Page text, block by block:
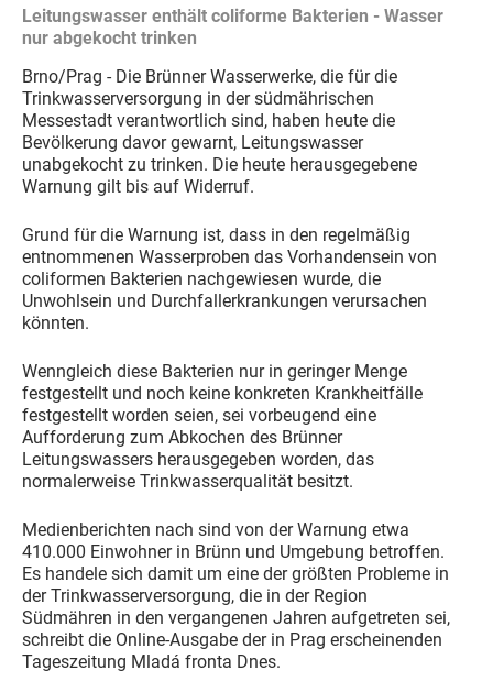
Leitungswasser enthält coliforme Bakterien - Wasser
nur abgekocht trinken
Brno/Prag - Die Brünner Wasserwerke, die für die
Trinkwasserversorgung in der südmährischen
Messestadt verantwortlich sind, haben heute die
Bevölkerung davor gewarnt, Leitungswasser
unabgekocht zu trinken. Die heute herausgegebene
Warnung gilt bis auf Widerruf.
Grund für die Warnung ist, dass in den regelmäßig
entnommenen Wasserproben das Vorhandensein von
coliformen Bakterien nachgewiesen wurde, die
Unwohlsein und Durchfallerkrankungen verursachen
könnten.
Wenngleich diese Bakterien nur in geringer Menge
festgestellt und noch keine konkreten Krankheitfälle
festgestellt worden seien, sei vorbeugend eine
Aufforderung zum Abkochen des Brünner
Leitungswassers herausgegeben worden, das
normalerweise Trinkwasserqualität besitzt.
Medienberichten nach sind von der Warnung etwa
410.000 Einwohner in Brünn und Umgebung betroffen.
Es handele sich damit um eine der größten Probleme in
der Trinkwasserversorgung, die in der Region
Südmähren in den vergangenen Jahren aufgetreten sei,
schreibt die Online-Ausgabe der in Prag erscheinenden
Tageszeitung Mladá fronta Dnes.